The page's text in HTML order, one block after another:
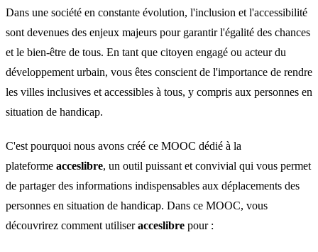
Dans une société en constante évolution, l'inclusion et l'accessibilité
sont devenues des enjeux majeurs pour garantir l'égalité des chances
et le bien-être de tous. En tant que citoyen engagé ou acteur du
développement urbain, vous êtes conscient de l'importance de rendre
les villes inclusives et accessibles à tous, y compris aux personnes en
situation de handicap.
C'est pourquoi nous avons créé ce MOOC dédié à la
plateforme acceslibre, un outil puissant et convivial qui vous permet
de partager des informations indispensables aux déplacements des
personnes en situation de handicap. Dans ce MOOC, vous
découvrirez comment utiliseracceslibre pour :